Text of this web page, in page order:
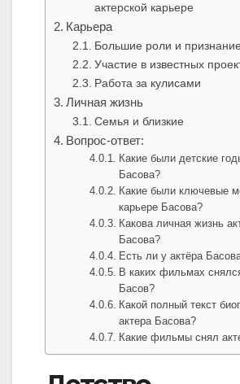
актерской карьере
Карьера
Большие роли и признание
Участие в известных
Работа за кулисами
Личная жизнь
Семья и близкие
Вопрос-ответ:
Какие были детские
Басова?
Какие были ключевые
карьере Басова?
Какова личная жизнь
Басова?
Есть ли у актёра
В каких фильмах
Басов?
Какой полный текст
актера Басова?
Какие фильмы снял